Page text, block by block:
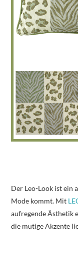
Der Leo-Look ist ein
Mode kommt. Mit
aufregende Ästhetik
die mutige Akzente